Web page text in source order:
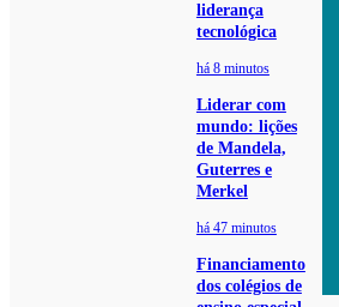
liderança
tecnológica
há 8 minutos
Liderar com
mundo: lições
de Mandela,
Guterres e
Merkel
há 47 minutos
Financiamento
dos colégios de